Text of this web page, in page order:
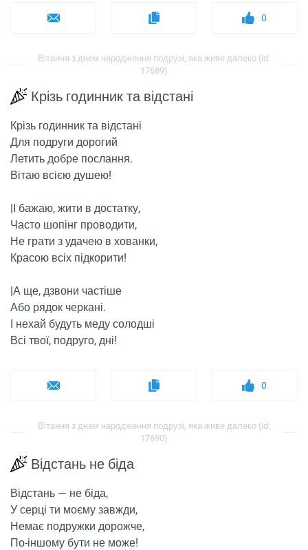
0
Вітання з днем ​​народження подрузі, яка живе далеко (id:
17689)
Крізь годинник та відстані
Крізь годинник та відстані
Для подруги дорогий
Летить добре послання.
Вітаю всією душею!
|І бажаю, жити в достатку,
Часто шопінг проводити,
Не грати з удачею в хованки,
Красою всіх підкорити!
|А ще, дзвони частіше
Або рядок черкані.
І нехай будуть меду солодші
Всі твої, подруго, дні!
0
Вітання з днем ​​народження подрузі, яка живе далеко (id:
17690)
Відстань не біда
Відстань — не біда,
У серці ти моєму завжди,
Немає подружки дорожче,
По-іншому бути не може!